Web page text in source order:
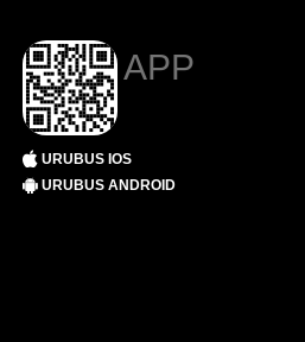
APP
URUBUS IOS
URUBUS ANDROID